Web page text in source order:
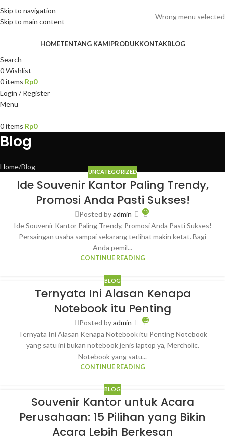
Skip to navigation
Skip to main content
Wrong menu selected
HOMETENTANG KAMIPRODUKKONTAKBLOG
Search
0Wishlist
0items Rp0
Login / Register
Menu
0items Rp0
Blog
Home Blog
UNCATEGORIZED
Ide Souvenir Kantor Paling Trendy,
Promosi Anda Pasti Sukses!
Posted byadmin 15
Ide Souvenir Kantor Paling Trendy, Promosi Anda Pasti Sukses!
Persaingan usaha sampai sekarang terlihat makin ketat. Bagi
Anda pemil...
CONTINUE READING
BLOG
Ternyata Ini Alasan Kenapa
Notebook itu Penting
Posted byadmin 12
Ternyata Ini Alasan Kenapa Notebook itu Penting Notebook
yang satu ini bukan notebook jenis laptop ya, Mercholic.
Notebook yang satu...
CONTINUE READING
BLOG
Souvenir Kantor untuk Acara
Perusahaan: 15 Pilihan yang Bikin
Acara Lebih Berkesan